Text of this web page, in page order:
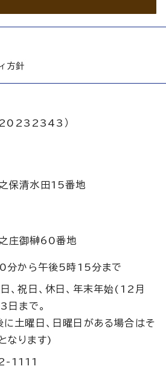
方針
）
保清水田15番地
庄御榊60番地
分から午後5時15分まで
、祝日、休日、年末年始(12月
まで。
に土曜日、日曜日がある場合はそ
なります)
1111